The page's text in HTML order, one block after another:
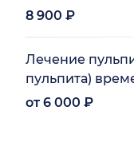
8 900 ₽
Лечение
пульпита)
от 6 000 ₽